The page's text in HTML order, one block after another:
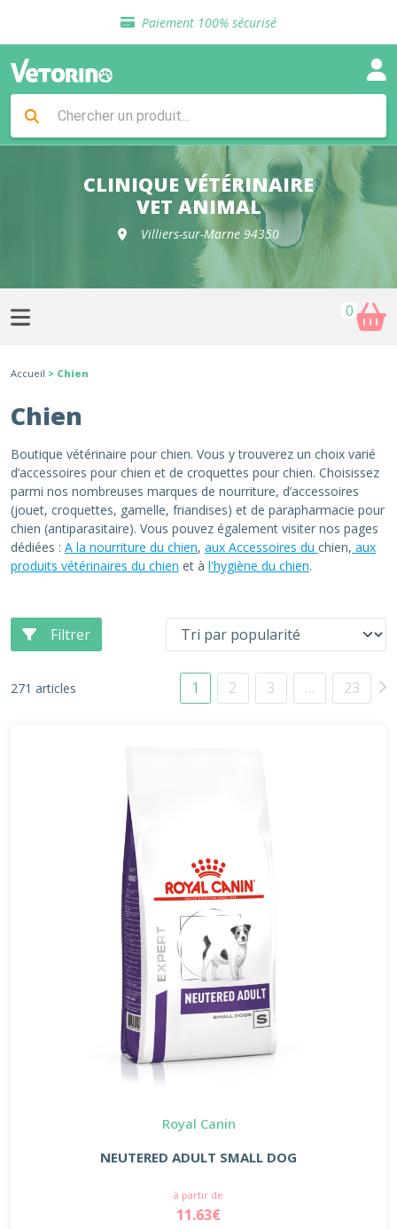
Paiement 100% sécurisé
Livraison gratuite en clinique vétérinaire
Sélection de croquettes vétérinaire
Livraison gratuite en clinique vétérinaire
Retour gratuit en clinique
Sélection de croquettes vétérinaire
CLINIQUE VÉTÉRINAIRE
VET ANIMAL
Villiers-sur-Marne 94350
0
Accueil > Chien
Chien
Boutique vétérinaire pour chien. Vous y trouverez un choix varié
d’accessoires pour chien et de croquettes pour chien. Choisissez
parmi nos nombreuses marques de nourriture, d’accessoires
(jouet, croquettes, gamelle, friandises) et de parapharmacie pour
chien (antiparasitaire). Vous pouvez également visiter nos pages
dédiées : A la nourriture du chien, aux Accessoires du chien, aux
produits vétérinaires du chien et à l'hygiène du chien.
Filtrer
271 articles 1 2 3 … 23
Royal Canin
NEUTERED ADULT SMALL DOG
à partir de
11.63€